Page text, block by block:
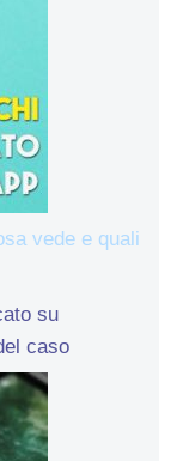
vede e quali
su
caso